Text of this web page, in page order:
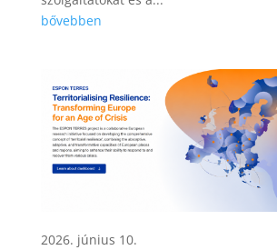
bővebben
2026. június 10.